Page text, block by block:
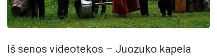
Iš senos videotekos – Juozuko kapela